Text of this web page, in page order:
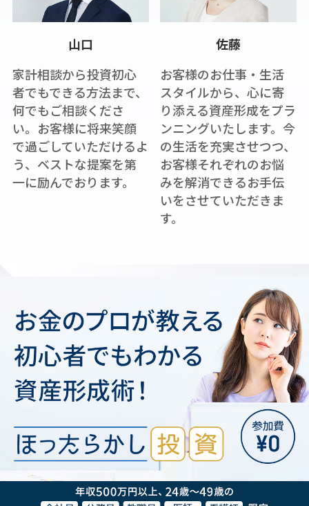
山口
家計相談から投資初心
者でもできる方法まで、
何でもご相談くださ
い。お客様に将来笑顔
で過ごしていただけるよ
う、ベストな提案を第
一に励んでおります。
佐藤
お客様のお仕事・生活
スタイルから、心に寄
り添える資産形成をプラ
ンニングいたします。今
の生活を充実させつつ、
お客様それぞれのお悩
みを解消できるお手伝
いをさせていただきま
す。